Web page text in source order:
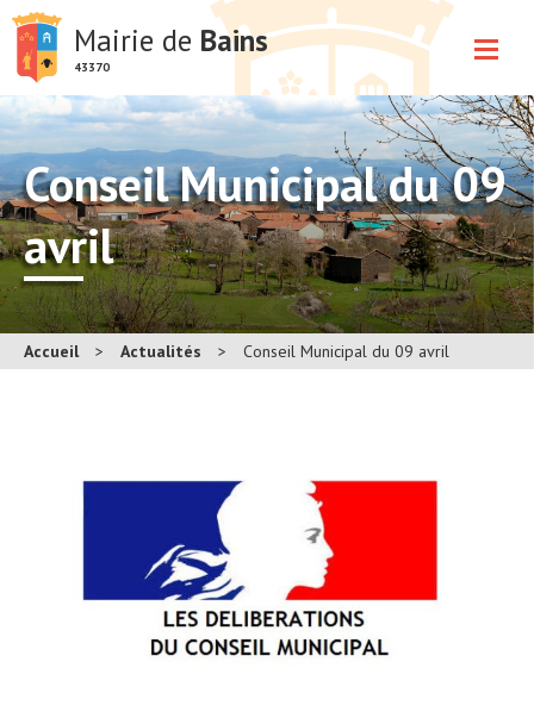
Mairie de Bains
43370
Conseil Municipal du 09
avril
Accueil > Actualités > Conseil Municipal du 09 avril